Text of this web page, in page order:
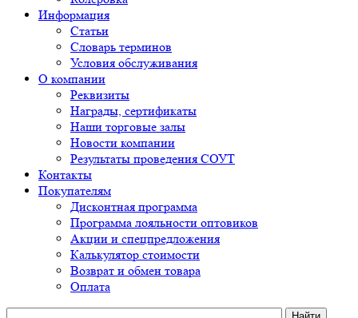
Информация
Статьи
Словарь терминов
Условия обслуживания
О компании
Реквизиты
Награды, сертификаты
Наши торговые залы
Новости компании
Результаты проведения СОУТ
Контакты
Покупателям
Дисконтная программа
Программа лояльности оптовиков
Акции и спецпредложения
Калькулятор стоимости
Возврат и обмен товара
Оплата